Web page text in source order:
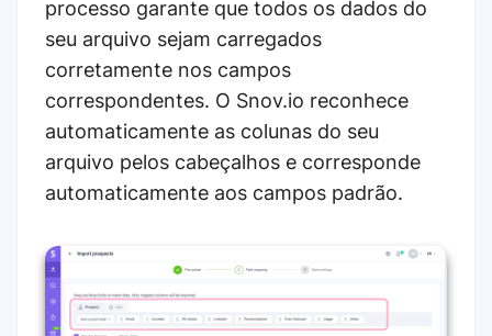
processo garante que todos os dados do
seu arquivo sejam carregados
corretamente nos campos
correspondentes. O Snov.io reconhece
automaticamente as colunas do seu
arquivo pelos cabeçalhos e corresponde
automaticamente aos campos padrão.